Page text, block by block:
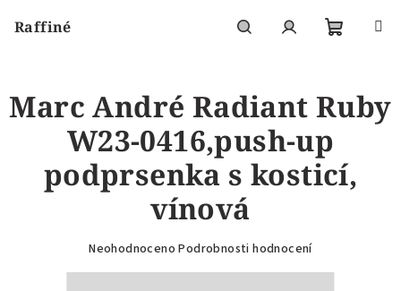
Raffiné
košík
Marc André Radiant Ruby
W23-0416,push-up
podprsenka s kosticí,
vínová
Průměrné
Neohodnoceno Podrobnosti hodnocení